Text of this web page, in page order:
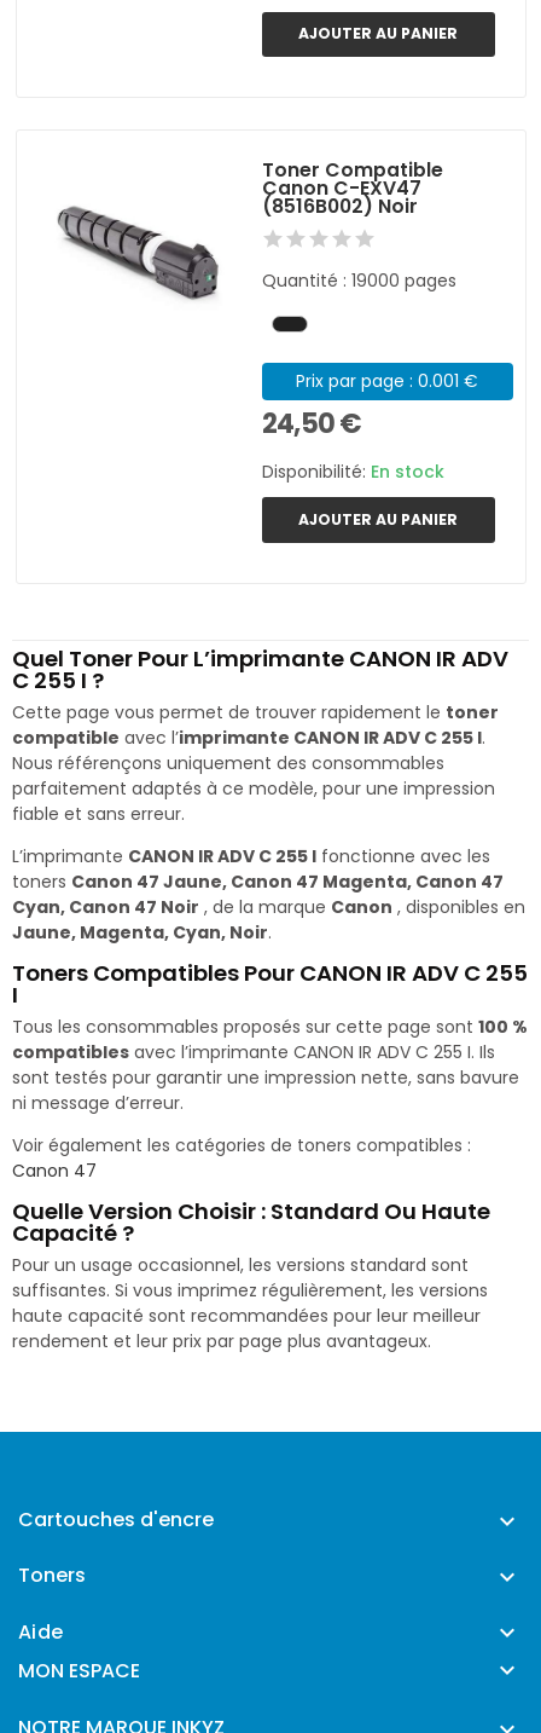
AJOUTER AU PANIER
Toner Compatible
Canon C-EXV47
(8516B002) Noir
Quantité : 19000 pages
Prix par page : 0.001 €
24,50 €
Disponibilité: En stock
AJOUTER AU PANIER
Quel Toner Pour L’imprimante CANON IR ADV
C 255 I ?
Cette page vous permet de trouver rapidement le toner
compatible avec l’imprimante CANON IR ADV C 255 I.
Nous référençons uniquement des consommables
parfaitement adaptés à ce modèle, pour une impression
fiable et sans erreur.
L’imprimante CANON IR ADV C 255 I fonctionne avec les
toners Canon 47 Jaune, Canon 47 Magenta, Canon 47
Cyan, Canon 47 Noir , de la marque Canon , disponibles en
Jaune, Magenta, Cyan, Noir.
Toners Compatibles Pour CANON IR ADV C 255
I
Tous les consommables proposés sur cette page sont 100 %
compatibles avec l’imprimante CANON IR ADV C 255 I. Ils
sont testés pour garantir une impression nette, sans bavure
ni message d’erreur.
Voir également les catégories de toners compatibles :
Canon 47
Quelle Version Choisir : Standard Ou Haute
Capacité ?
Pour un usage occasionnel, les versions standard sont
suffisantes. Si vous imprimez régulièrement, les versions
haute capacité sont recommandées pour leur meilleur
rendement et leur prix par page plus avantageux.
Cartouches d'encre 
Toners 
Aide 
MON ESPACE 